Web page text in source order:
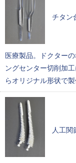
チタン
医療製品。ドクター
ングセンター切削加
らオリジナル形状で製
人工関